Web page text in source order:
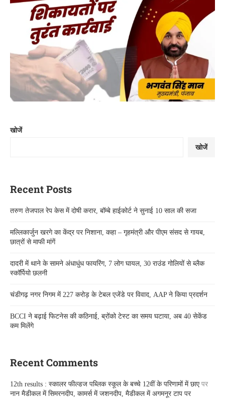
खोजें
खोजें
Recent Posts
तरुण तेजपाल रेप केस में दोषी करार, बॉम्बे हाईकोर्ट ने सुनाई 10 साल की सजा
मल्लिकार्जुन खरगे का केंद्र पर निशाना, कहा – गृहमंत्री और पीएम संसद से गायब,
छात्रों से माफी मांगें
दादरी में थाने के सामने अंधाधुंध फायरिंग, 7 लोग घायल, 30 राउंड गोलियों से ब्लैक
स्कॉर्पियो छलनी
चंडीगढ़ नगर निगम में 227 करोड़ के टेबल एजेंडे पर विवाद, AAP ने किया प्रदर्शन
BCCI ने बढ़ाई फिटनेस की कठिनाई, ब्रोंको टेस्ट का समय घटाया, अब 40 सेकेंड
कम मिलेंगे
Recent Comments
12th results : स्कालर फील्डज पब्लिक स्कूल के बच्चे 12वीं के परिणामों में छाएपर
नान मैडीकल में सिमरनदीप, कामर्स में जशनदीप, मैडीकल में अगमनूर टाप पर